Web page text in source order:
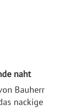
naht
Bauherr
nackige